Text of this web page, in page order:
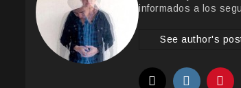
informados a los
See author's